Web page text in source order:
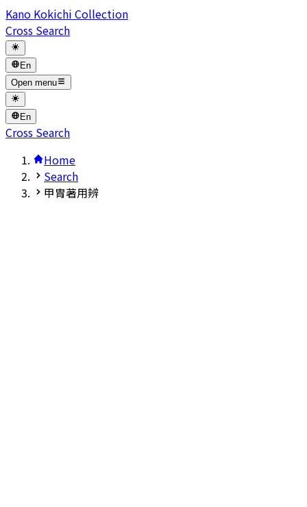
Kano Kokichi Collection
Cross Search
En
Open menu
En
Cross Search
Home
Search
甲胄著用辨